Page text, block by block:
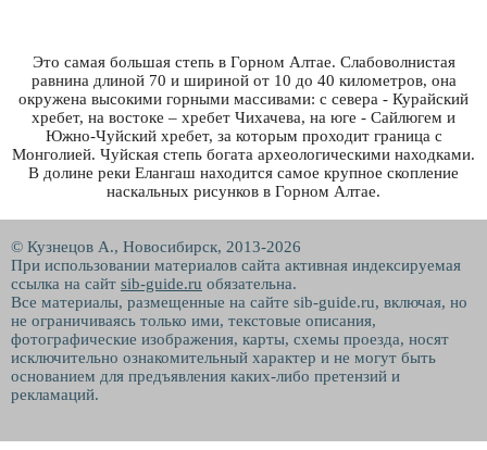
Это самая большая степь в Горном Алтае. Слабоволнистая
равнина длиной 70 и шириной от 10 до 40 километров, она
окружена высокими горными массивами: с севера - Курайский
хребет, на востоке – хребет Чихачева, на юге - Сайлюгем и
Южно-Чуйский хребет, за которым проходит граница с
Монголией. Чуйская степь богата археологическими находками.
В долине реки Елангаш находится самое крупное скопление
наскальных рисунков в Горном Алтае.
© Кузнецов А., Новосибирск, 2013-2026
При использовании материалов сайта активная индексируемая
ссылка на сайт sib-guide.ru обязательна.
Все материалы, размещенные на сайте sib-guide.ru, включая, но
не ограничиваясь только ими, текстовые описания,
фотографические изображения, карты, схемы проезда, носят
исключительно ознакомительный характер и не могут быть
основанием для предъявления каких-либо претензий и
рекламаций.